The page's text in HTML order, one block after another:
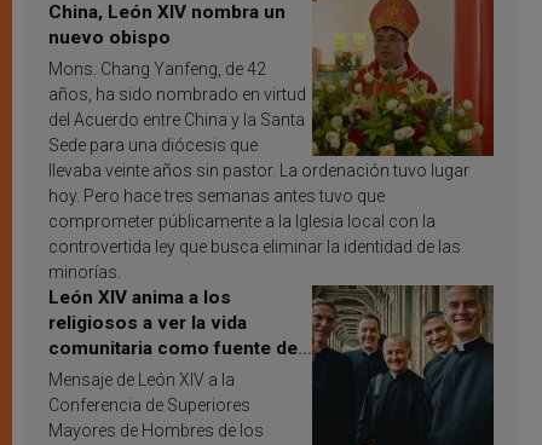
China, León XIV nombra un
nuevo obispo
Mons. Chang Yanfeng, de 42
años, ha sido nombrado en virtud
del Acuerdo entre China y la Santa
Sede para una diócesis que
llevaba veinte años sin pastor. La ordenación tuvo lugar
hoy. Pero hace tres semanas antes tuvo que
comprometer públicamente a la Iglesia local con la
controvertida ley que busca eliminar la identidad de las
minorías.
León XIV anima a los
religiosos a ver la vida
comunitaria como fuente de
inspiración y santificación
Mensaje de León XIV a la
Conferencia de Superiores
Mayores de Hombres de los